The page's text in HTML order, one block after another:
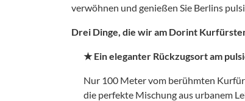
verwöhnen und genießen Sie Berlins
Drei Dinge, die wir am Dorint
★ Ein eleganter Rückzugsort am
Nur 100 Meter vom berühmten
die perfekte Mischung aus urbanem